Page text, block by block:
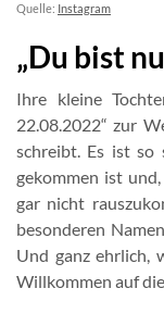
Quelle: Instagram
„Du bist
Ihre kleine
22.08.2022“ zur
schreibt. Es ist so
gekommen ist
gar nicht
besonderen
Und ganz ehrlich,
Willkommen auf